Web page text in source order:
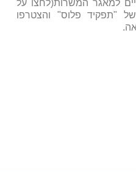
למאגר המשרות(לחצו על
"תפקיד פלוס" והצטרפו